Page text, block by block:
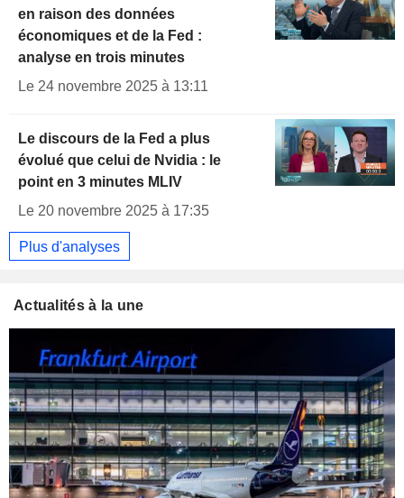
en raison des données
économiques et de la Fed :
analyse en trois minutes
Le 24 novembre 2025 à 13:11
Le discours de la Fed a plus
évolué que celui de Nvidia : le
point en 3 minutes MLIV
Le 20 novembre 2025 à 17:35
Plus d'analyses
Actualités à la une